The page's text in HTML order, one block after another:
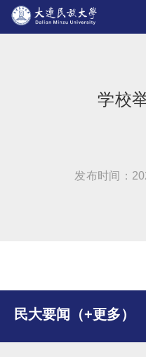
学校
发布时间：
民大要闻（+更多）